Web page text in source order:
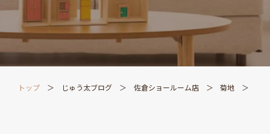
トップ じゅう太ブログ 佐倉ショールーム店 菊地